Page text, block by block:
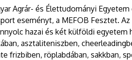
Agrár- és Élettudományi
eseményt, a MEFOB Fesztet.
hazai és két külföldi egyetem
asztaliteniszben,
frizbiben, röplabdában, sakkban,